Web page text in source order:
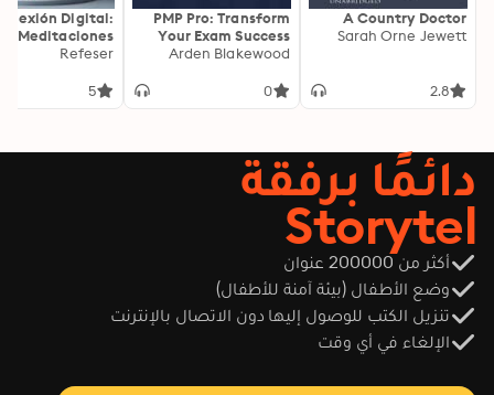
A Country Doctor
Sarah Orne Jewett
2.8
PMP Pro: Transform
Your Exam Success
with Game-Changing
PMP exam results!
performance on test
day."
Arden Blakewood
0
Digital:
Meditaciones
para Calma y
Refeser
5
دائمًا برفقة
Storytel
أكثر من 200000 عنوان
وضع الأطفال (بيئة آمنة للأطفال)
تنزيل الكتب للوصول إليها دون الاتصال بالإنترنت
الإلغاء في أي وقت